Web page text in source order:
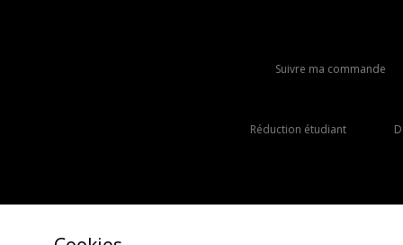
Suivre ma commande
Réduction étudiant